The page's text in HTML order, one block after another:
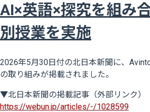
AI×英語×探究を組み
別授業を実施
2026年5月30日付の北日本新聞に、
の取り組みが掲載されました。
▼北日本新聞の掲載記事（外部リンク）
https://webun.jp/articles/-/1028599